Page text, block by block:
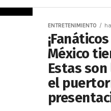
ENTRETENIMIENTO
México
Estas
el